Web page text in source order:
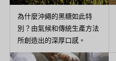
為什麼沖繩的黑糖如此特
別？由氣候和傳統生產方法
所創造出的深厚口感。